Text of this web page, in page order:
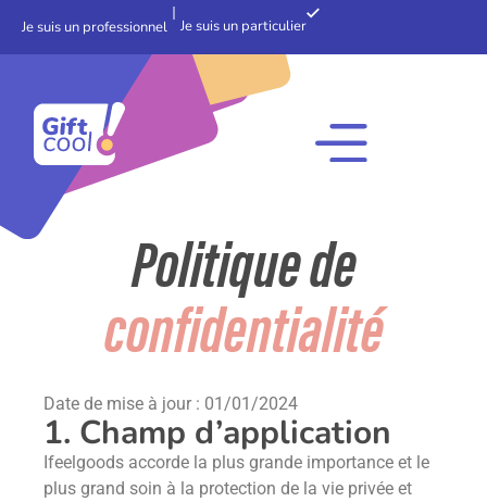
Je suis un professionnel Je suis un particulier
Politique de
confidentialité
Date de mise à jour : 01/01/2024
1. Champ d’application
Ifeelgoods accorde la plus grande importance et le
plus grand soin à la protection de la vie privée et